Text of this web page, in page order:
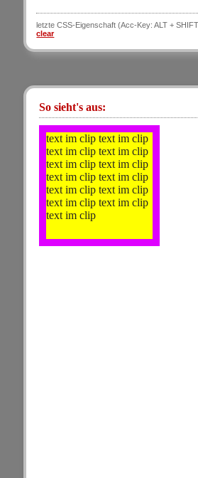
letzte CSS-Eigenschaft (Acc-Key: ALT +
clear
So sieht's aus:
text im clip text im clip
text im clip text im clip
text im clip text im clip
text im clip text im clip
text im clip text im clip
text im clip text im clip
text im clip